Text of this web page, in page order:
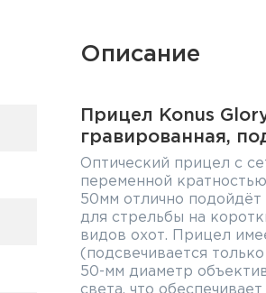
Описание
Прицел Konus
гравированная,
Оптический прицел с
переменной
50мм отлично подойдёт
для стрельбы на
видов охот. Прицел
(подсвечивается
50-мм диаметр
света, что